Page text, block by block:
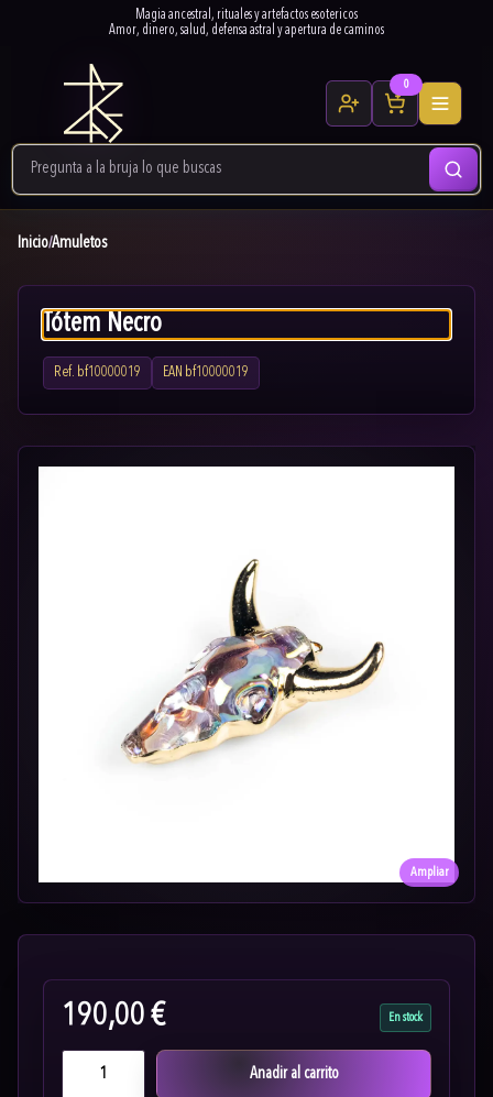
Magia ancestral, rituales y artefactos esotericos
Amor, dinero, salud, defensa astral y apertura de caminos
0
Inicio/Amuletos
Tótem Necro
Ref. bf10000019 EAN bf10000019
Ampliar
190,00 € En stock
Anadir al carrito